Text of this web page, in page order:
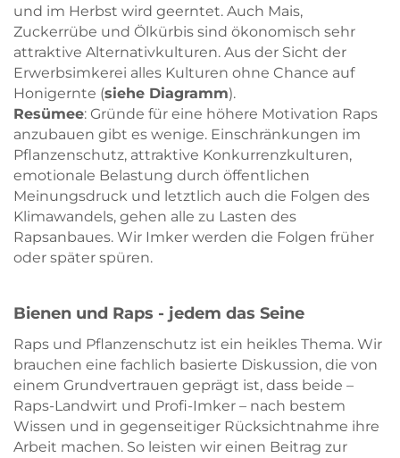
und im Herbst wird geerntet. Auch Mais,
Zuckerrübe und Ölkürbis sind ökonomisch sehr
attraktive Alternativkulturen. Aus der Sicht der
Erwerbsimkerei alles Kulturen ohne Chance auf
Honigernte (siehe Diagramm).
Resümee: Gründe für eine höhere Motivation Raps
anzubauen gibt es wenige. Einschränkungen im
Pflanzenschutz, attraktive Konkurrenzkulturen,
emotionale Belastung durch öffentlichen
Meinungsdruck und letztlich auch die Folgen des
Klimawandels, gehen alle zu Lasten des
Rapsanbaues. Wir Imker werden die Folgen früher
oder später spüren.
Bienen und Raps - jedem das Seine
Raps und Pflanzenschutz ist ein heikles Thema. Wir
brauchen eine fachlich basierte Diskussion, die von
einem Grundvertrauen geprägt ist, dass beide –
Raps-Landwirt und Profi-Imker – nach bestem
Wissen und in gegenseitiger Rücksichtnahme ihre
Arbeit machen. So leisten wir einen Beitrag zur